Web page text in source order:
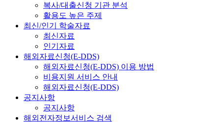
복사/대출신청 기관 분석
활용도 높은 주제
최신/인기 학술자료
최신자료
인기자료
해외자료신청(E-DDS)
해외자료신청(E-DDS) 이용 방법
비용지원 서비스 안내
해외자료신청(E-DDS)
공지사항
공지사항
해외전자정보서비스 검색